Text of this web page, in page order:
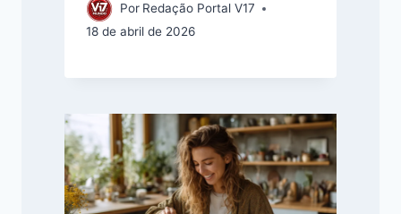
Por Redação Portal V17
18 de abril de 2026